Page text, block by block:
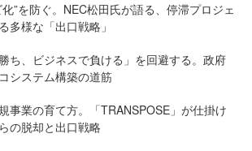
”を防ぐ。NEC松田氏が語る、停滞プロジェ
多様な「出口戦略」
ち、ビジネスで負ける」を回避する。政府
システム構築の道筋
事業の育て方。「TRANSPOSE」が仕掛け
の脱却と出口戦略